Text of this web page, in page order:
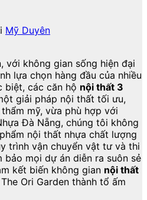
Mỹ Duyên
với không gian sống hiện đại
lựa chọn hàng đầu của nhiều
biệt, các căn hộ nội thất 3
giải pháp nội thất tối ưu,
mỹ, vừa phù hợp với
Đà Nẵng, chúng tôi không
nội thất nhựa chất lượng
trình vận chuyển vật tư và thi
bảo mọi dự án diễn ra suôn sẻ
kết biến không gian nội thất
Ori Garden thành tổ ấm